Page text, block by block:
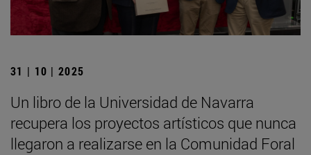
31 | 10 | 2025
Un libro de la Universidad de Navarra
recupera los proyectos artísticos que nunca
llegaron a realizarse en la Comunidad Foral